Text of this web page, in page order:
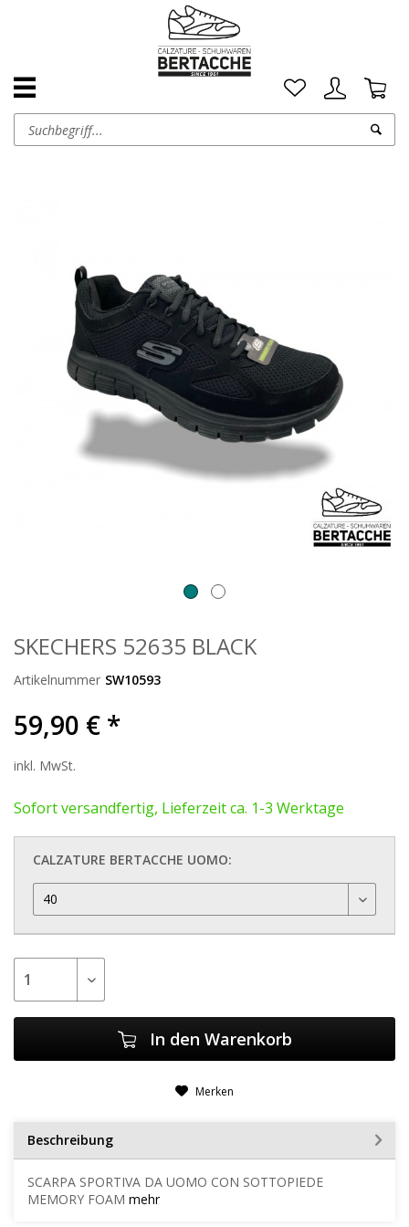
SKECHERS 52635 BLACK
Artikelnummer SW10593
59,90 € *
inkl. MwSt.
Sofort versandfertig, Lieferzeit ca. 1-3 Werktage
CALZATURE BERTACCHE UOMO:
In den Warenkorb
Merken
Beschreibung
SCARPA SPORTIVA DA UOMO CON SOTTOPIEDE
MEMORY FOAM mehr